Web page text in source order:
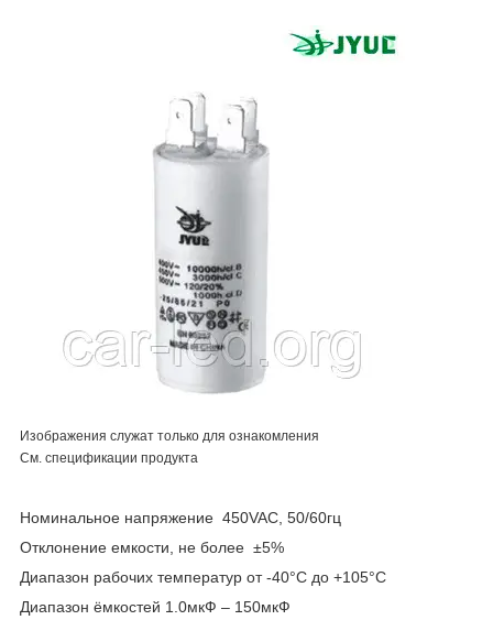
Изображения служат только для ознакомления
См. спецификации продукта
Номинальное напряжение 450VAC, 50/60гц
Отклонение емкости, не более ±5%
Диапазон рабочих температур от -40°С до +105°С
Диапазон ёмкостей 1.0мкФ – 150мкФ